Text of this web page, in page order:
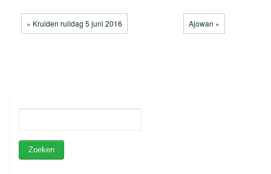
« Kruiden ruildag 5 juni 2016 Ajowan »